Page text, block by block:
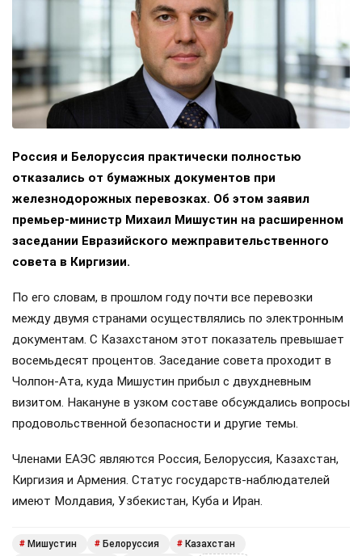
Россия и Белоруссия практически полностью
отказались от бумажных документов при
железнодорожных перевозках. Об этом заявил
премьер-министр Михаил Мишустин на расширенном
заседании Евразийского межправительственного
совета в Киргизии.
По его словам, в прошлом году почти все перевозки
между двумя странами осуществлялись по электронным
документам. С Казахстаном этот показатель превышает
восемьдесят процентов. Заседание совета проходит в
Чолпон-Ата, куда Мишустин прибыл с двухдневным
визитом. Накануне в узком составе обсуждались вопросы
продовольственной безопасности и другие темы.
Членами ЕАЭС являются Россия, Белоруссия, Казахстан,
Киргизия и Армения. Статус государств-наблюдателей
имеют Молдавия, Узбекистан, Куба и Иран.
# Мишустин # Белоруссия # Казахстан